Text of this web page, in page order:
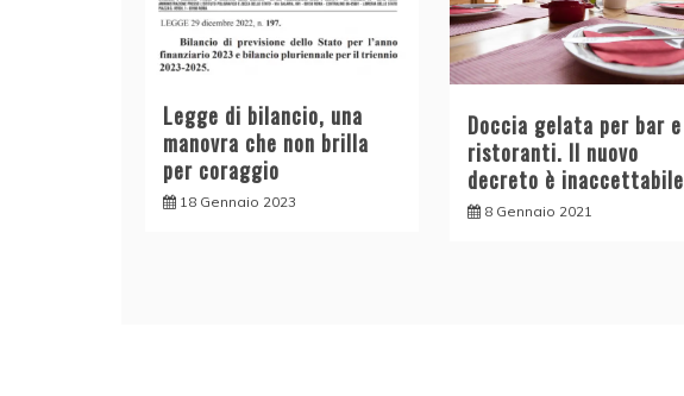
Legge di bilancio, una
manovra che non brilla
per coraggio
18 Gennaio 2023
Doccia gelata per bar e
ristoranti. Il nuovo
decreto è inaccettabile
8 Gennaio 2021